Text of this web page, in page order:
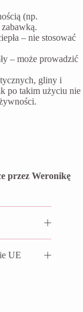
(np.
– nie stosować
– może prowadzić
gliny i
po takim użyciu nie
przez Weronikę
UE